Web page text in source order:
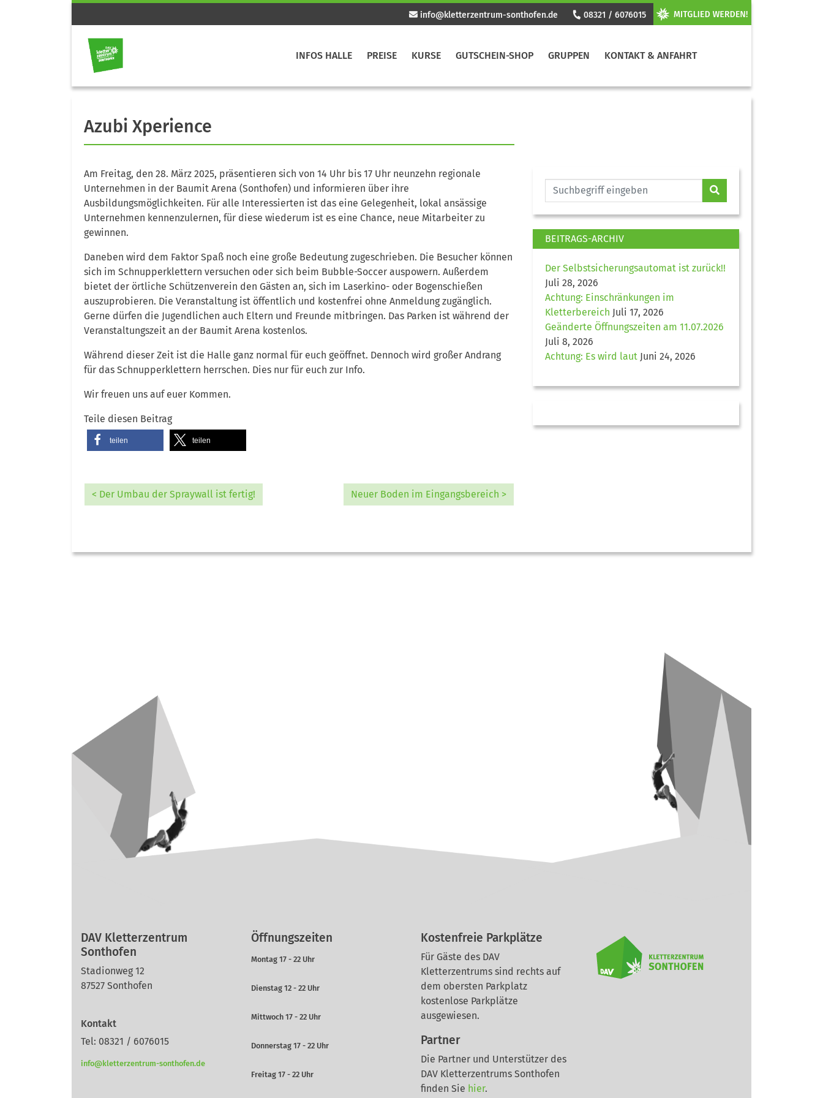
info@kletterzentrum-sonthofen.de 08321 / 6076015
INFOS HALLE PREISE KURSE GUTSCHEIN-SHOP GRUPPEN KONTAKT & ANFAHRT
Azubi Xperience
Am Freitag, den 28. März 2025, präsentieren sich von 14 Uhr bis 17 Uhr neunzehn regionale
Unternehmen in der Baumit Arena (Sonthofen) und informieren über ihre
Ausbildungsmöglichkeiten. Für alle Interessierten ist das eine Gelegenheit, lokal ansässige
Unternehmen kennenzulernen, für diese wiederum ist es eine Chance, neue Mitarbeiter zu
gewinnen.
Daneben wird dem Faktor Spaß noch eine große Bedeutung zugeschrieben. Die Besucher können
sich im Schnupperklettern versuchen oder sich beim Bubble-Soccer auspowern. Außerdem
bietet der örtliche Schützenverein den Gästen an, sich im Laserkino- oder Bogenschießen
auszuprobieren. Die Veranstaltung ist öffentlich und kostenfrei ohne Anmeldung zugänglich.
Gerne dürfen die Jugendlichen auch Eltern und Freunde mitbringen. Das Parken ist während der
Veranstaltungszeit an der Baumit Arena kostenlos.
Während dieser Zeit ist die Halle ganz normal für euch geöffnet. Dennoch wird großer Andrang
für das Schnupperklettern herrschen. Dies nur für euch zur Info.
Wir freuen uns auf euer Kommen.
Teile diesen Beitrag
teilen teilen
< Der Umbau der Spraywall ist fertig! Neuer Boden im Eingangsbereich >
BEITRAGS-ARCHIV
Der Selbstsicherungsautomat ist zurück!!
Juli 28, 2026
Achtung: Einschränkungen im
Kletterbereich Juli 17, 2026
Geänderte Öffnungszeiten am 11.07.2026
Juli 8, 2026
Achtung: Es wird laut Juni 24, 2026
DAV Kletterzentrum
Sonthofen
Stadionweg 12
87527 Sonthofen
Kontakt
Tel: 08321 / 6076015
info@kletterzentrum-sonthofen.de
Öffnungszeiten
Montag 17 - 22 Uhr
Dienstag 12 - 22 Uhr
Mittwoch 17 - 22 Uhr
Donnerstag 17 - 22 Uhr
Freitag 17 - 22 Uhr
Kostenfreie Parkplätze
Für Gäste des DAV
Kletterzentrums sind rechts auf
dem obersten Parkplatz
kostenlose Parkplätze
ausgewiesen.
Partner
Die Partner und Unterstützer des
DAV Kletterzentrums Sonthofen
finden Sie hier.